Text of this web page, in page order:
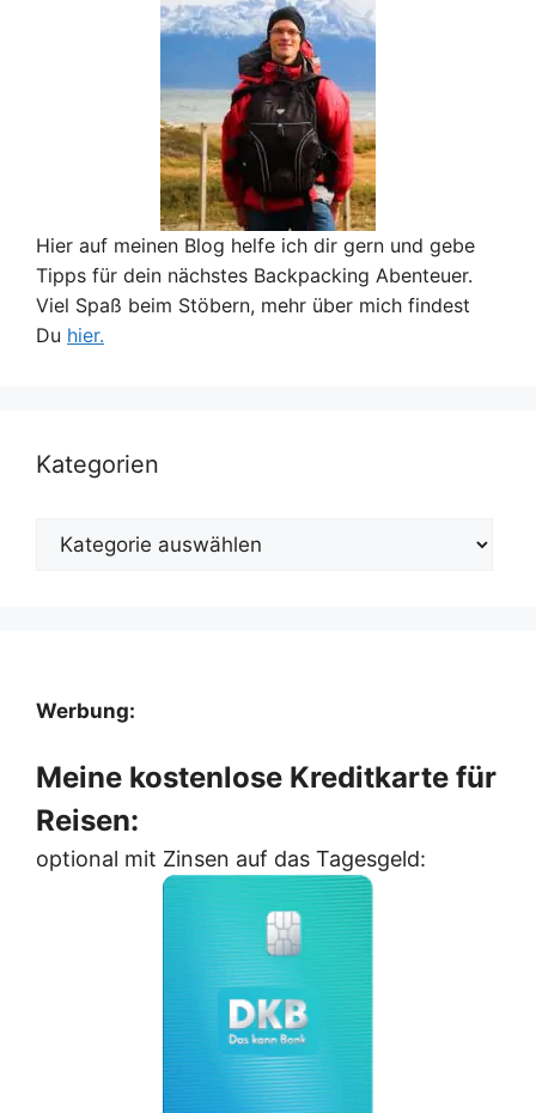
Hier auf meinen Blog helfe ich dir gern und gebe
Tipps für dein nächstes Backpacking Abenteuer.
Viel Spaß beim Stöbern, mehr über mich findest
Du hier.
Kategorien
Kategorien
Werbung:
Meine kostenlose Kreditkarte für
Reisen:
optional mit Zinsen auf das Tagesgeld: